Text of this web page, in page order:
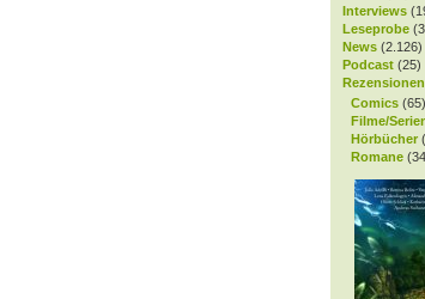
Interviews
Leseprobe
News (2.126)
Podcast (25)
Rezensionen
Comics (65)
Filme/
Hörbücher
Romane